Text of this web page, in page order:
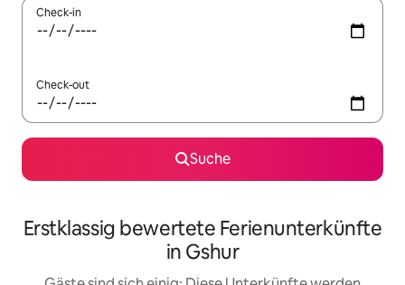
Check-in
Check-out
Suche
Erstklassig bewertete Ferienunterkünfte
in Gshur